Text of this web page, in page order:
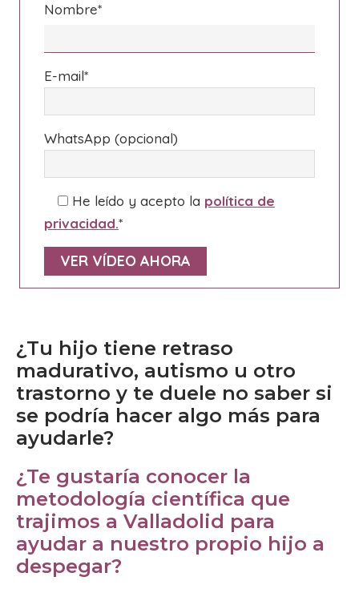
Nombre*
E-mail*
WhatsApp (opcional)
He leído y acepto la política de
privacidad.*
Por favor, deja este campo vacío.
¿Tu hijo tiene retraso
madurativo, autismo u otro
trastorno y te duele no saber si
se podría hacer algo más para
ayudarle?
¿Te gustaría conocer la
metodología científica que
trajimos a Valladolid para
ayudar a nuestro propio hijo a
despegar?